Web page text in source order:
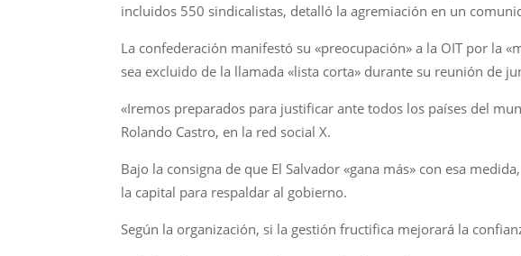
incluidos 550 sindicalistas, detalló la agremiación en un
La confederación manifestó su «preocupación» a la OIT por la
sea excluido de la llamada «lista corta» durante su reunión de
«Iremos preparados para justificar ante todos los países del
Rolando Castro, en la red social X.
Bajo la consigna de que El Salvador «gana más» con esa
la capital para respaldar al gobierno.
Según la organización, si la gestión fructifica mejorará la